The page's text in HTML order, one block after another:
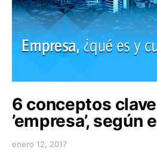
6 conceptos
’empresa’, según
enero 12, 2017